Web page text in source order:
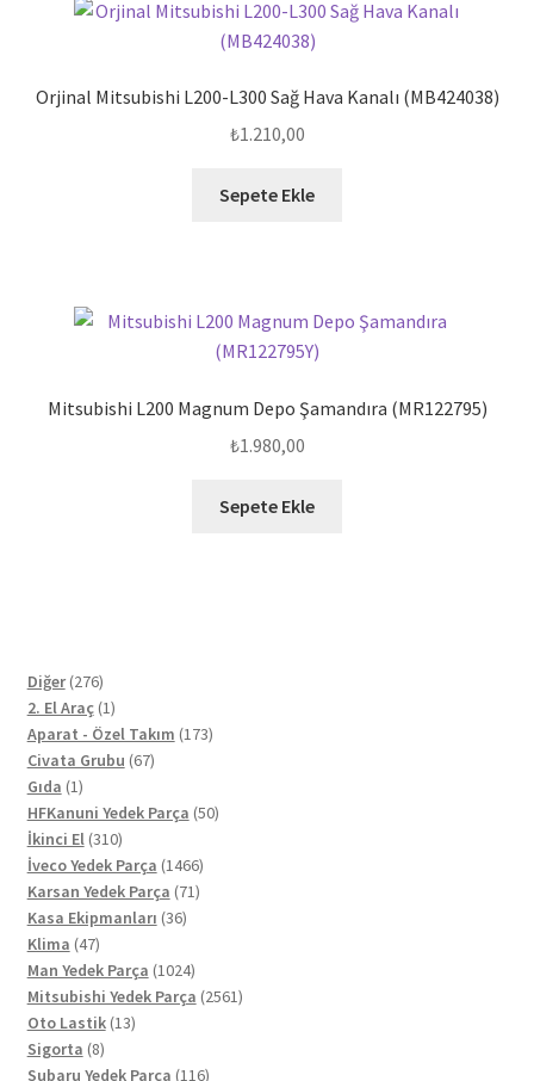
Orjinal Mitsubishi L200-L300 Sağ Hava Kanalı (MB424038)
₺1.210,00
Sepete Ekle
Mitsubishi L200 Magnum Depo Şamandıra (MR122795)
₺1.980,00
Sepete Ekle
Diğer 276276
ürün
2. El Araç 11
ürün
Aparat - Özel Takım 173173
Civata Grubu 6767
Gıda 11
ürün
HFKanuni Yedek Parça 5050
İkinci El 310310
ürün
İveco Yedek Parça 14661466
ürün
Karsan Yedek Parça 7171
Kasa Ekipmanları 3636
Klima 4747
ürün
Man Yedek Parça 10241024
ürün
Mitsubishi Yedek Parça 25612561
Oto Lastik 1313
Sigorta 88
ürün
Subaru Yedek Parça 116116